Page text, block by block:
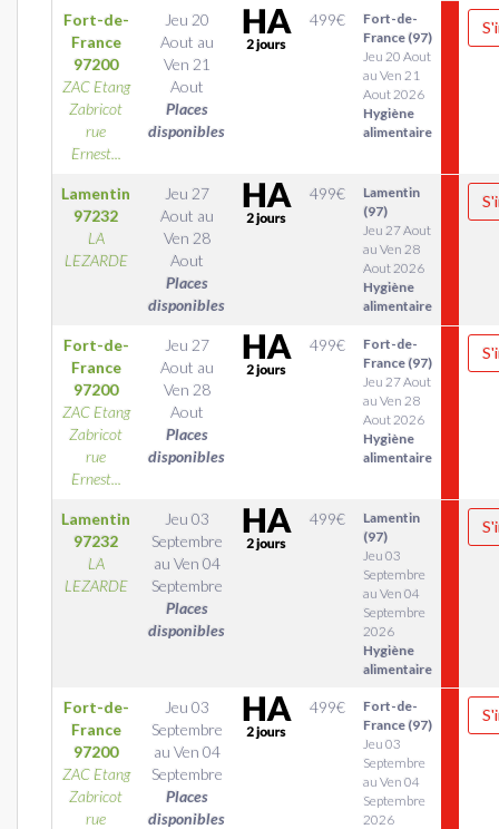
Fort-de-
France
97200
ZAC Etang
Zabricot
rue
Ernest...
Jeu 20
Aout au
Ven 21
Aout
Places
disponibles
499€
Fort-de-
France (97)
Jeu 20 Aout
au Ven 21
Aout 2026
Hygiène
alimentaire
Lamentin
97232
LA
LEZARDE
Jeu 27
Aout au
Ven 28
Aout
Places
disponibles
499€
Lamentin
(97)
Jeu 27 Aout
au Ven 28
Aout 2026
Hygiène
alimentaire
Fort-de-
France
97200
ZAC Etang
Zabricot
rue
Ernest...
Jeu 27
Aout au
Ven 28
Aout
Places
disponibles
499€
Fort-de-
France (97)
Jeu 27 Aout
au Ven 28
Aout 2026
Hygiène
alimentaire
Lamentin
97232
LA
LEZARDE
Jeu 03
Septembre
au Ven 04
Septembre
Places
disponibles
499€
Lamentin
(97)
Jeu 03
Septembre
au Ven 04
Septembre
2026
Hygiène
alimentaire
Fort-de-
France
97200
ZAC Etang
Zabricot
rue
Jeu 03
Septembre
au Ven 04
Septembre
Places
disponibles
499€
Fort-de-
France (97)
Jeu 03
Septembre
au Ven 04
Septembre
2026